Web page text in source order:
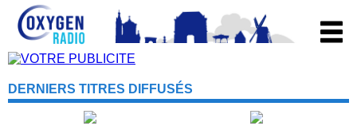
DERNIERS TITRES DIFFUSÉS